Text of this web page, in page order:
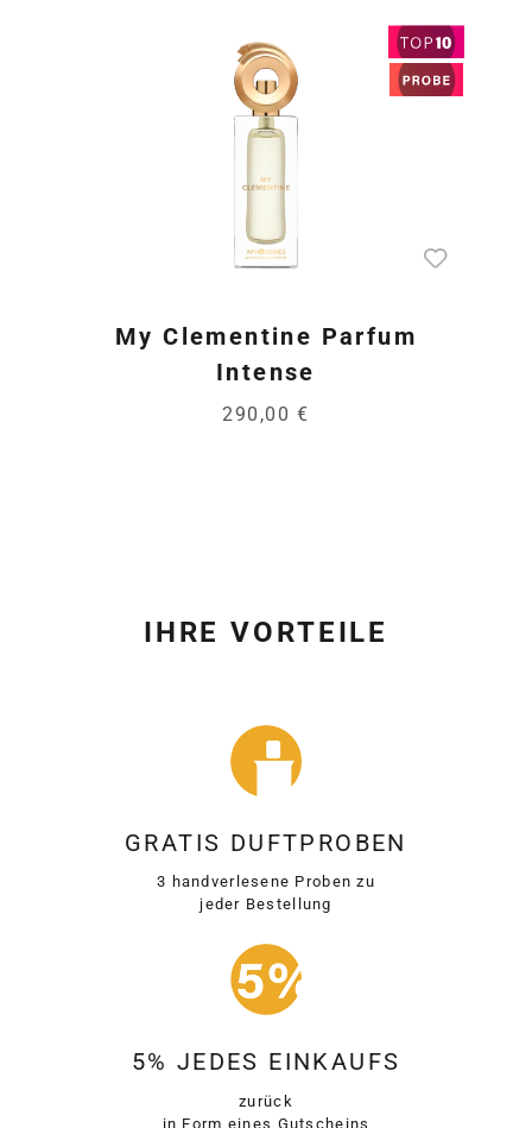
My Clementine Parfum
Intense
290,00 €
IHRE VORTEILE
GRATIS DUFTPROBEN
3 handverlesene Proben zu
jeder Bestellung
5% JEDES EINKAUFS
zurück
in Form eines Gutscheins